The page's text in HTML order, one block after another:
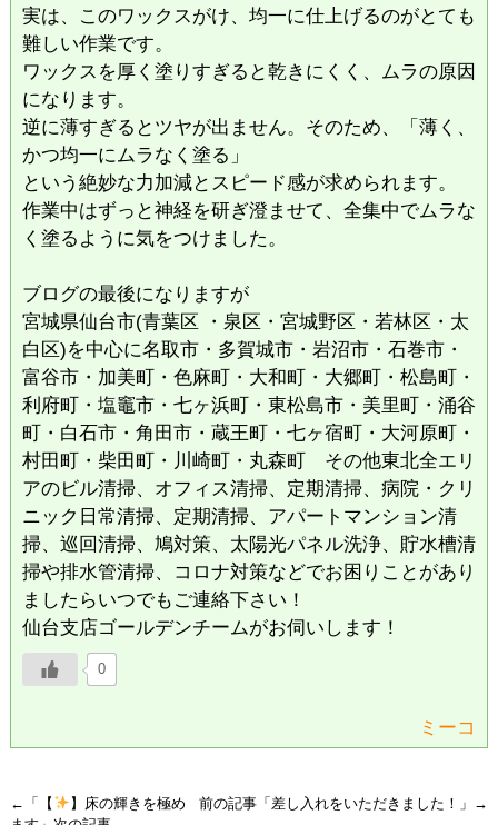
​実は、このワックスがけ、均一に仕上げるのがとても
難しい作業です。
ワックスを厚く塗りすぎると乾きにくく、ムラの原因
になります。
逆に薄すぎるとツヤが出ません。そのため、「薄く、
かつ均一にムラなく塗る」
という絶妙な力加減とスピード感が求められます。
​作業中はずっと神経を研ぎ澄ませて、全集中でムラな
く塗るように気をつけました。
ブログの最後になりますが
宮城県仙台市(青葉区 ・泉区・宮城野区・若林区・太
白区)を中心に名取市・多賀城市・岩沼市・石巻市・
富谷市・加美町・色麻町・大和町・大郷町・松島町・
利府町・塩竈市・七ヶ浜町・東松島市・美里町・涌谷
町・白石市・角田市・蔵王町・七ヶ宿町・大河原町・
村田町・柴田町・川崎町・丸森町 その他東北全エリ
アのビル清掃、オフィス清掃、定期清掃、病院・クリ
ニック日常清掃、定期清掃、アパートマンション清
掃、巡回清掃、鳩対策、太陽光パネル洗浄、貯水槽清
掃や排水管清掃、コロナ対策などでお困りことがあり
ましたらいつでもご連絡下さい！
仙台支店ゴールデンチームがお伺いします！
0
ミーコ
前の記事「差し入れをいただきました！ 」→
←「 【
】床の輝きを極め